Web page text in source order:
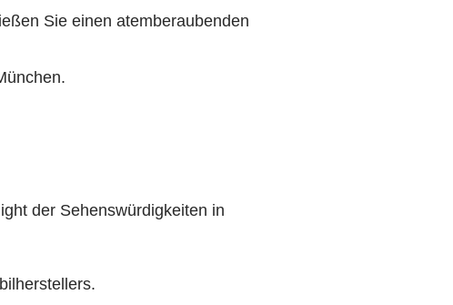
Sie einen atemberaubenden
der Sehenswürdigkeiten in